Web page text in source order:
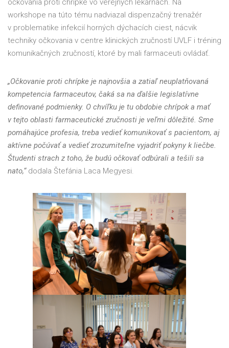
očkovania proti chrípke vo verejných lekárňach. Na
workshope na túto tému nadviazal dispenzačný trenažér
v problematike infekcií horných dýchacích ciest, nácvik
techniky očkovania v centre klinických zručností UVLF i tréning
komunikačných zručností, ktoré by mali farmaceuti ovládať.
„Očkovanie proti chrípke je najnovšia a zatiaľ neuplatňovaná
kompetencia farmaceutov, čaká sa na ďalšie legislatívne
definované podmienky. O chvíľku je tu obdobie chrípok a mať
v tejto oblasti farmaceutické zručnosti je veľmi dôležité. Sme
pomáhajúce profesia, treba vedieť komunikovať s pacientom, aj
aktívne počúvať a vedieť zrozumiteľne vyjadriť pokyny k liečbe.
Študenti strach z toho, že budú očkovať odbúrali a tešili sa
nato,“ dodala Štefánia Laca Megyesi.